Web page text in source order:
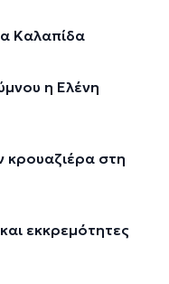
Καλαπίδα
η Ελένη
κρουαζιέρα στη
εκκρεμότητες